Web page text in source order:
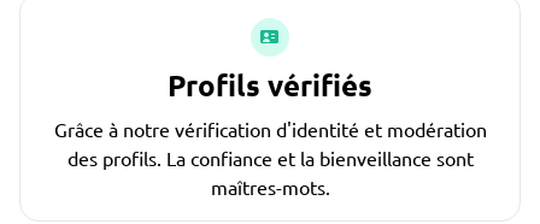
Profils vérifiés
Grâce à notre vérification d'identité et modération
des profils. La confiance et la bienveillance sont
maîtres-mots.